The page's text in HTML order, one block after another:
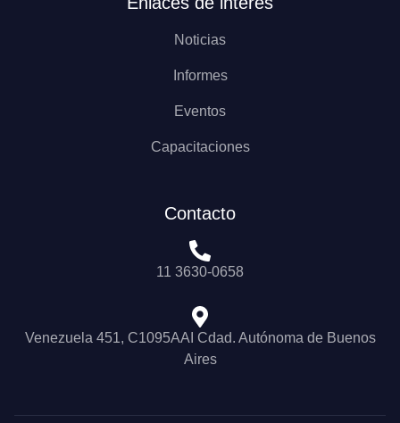
Noticias
Informes
Eventos
Capacitaciones
Contacto
11 3630-0658
Venezuela 451, C1095AAI Cdad. Autónoma de Buenos
Aires